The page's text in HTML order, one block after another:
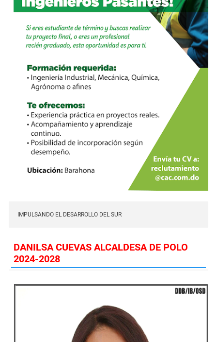
IMPULSANDO EL DESARROLLO DEL SUR
DANILSA CUEVAS ALCALDESA DE POLO
2024-2028